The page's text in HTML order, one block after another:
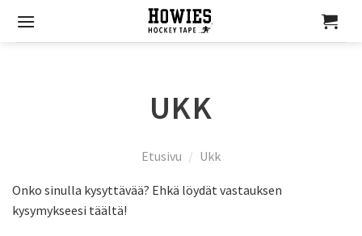
UKK
Etusivu / Ukk
Onko sinulla kysyttävää? Ehkä löydät vastauksen
kysymykseesi täältä!